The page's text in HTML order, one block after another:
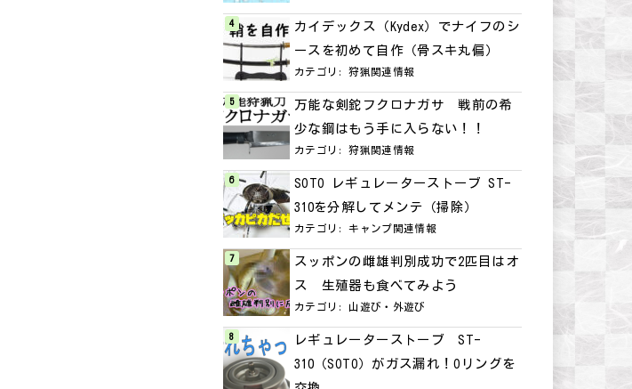
カイデックス（Kydex）でナイフのシ
ースを初めて自作（骨スキ丸偏）
カテゴリ:狩猟関連情報
万能な剣鉈フクロナガサ 戦前の希
少な鋼はもう手に入らない！！
カテゴリ:狩猟関連情報
SOTO レギュレーターストーブ ST-
310を分解してメンテ（掃除）
カテゴリ:キャンプ関連情報
スッポンの雌雄判別成功で2匹目はオ
ス 生殖器も食べてみよう
カテゴリ: 山遊び・外遊び
レギュレーターストーブ ST-
310（SOTO）がガス漏れ！Oリングを